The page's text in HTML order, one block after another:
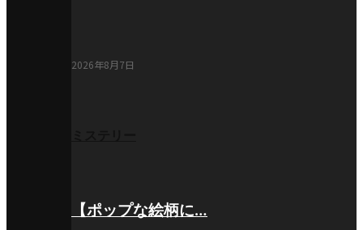
2026年8月7日
【ポップな絵柄に…